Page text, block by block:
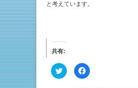
と考えています。
共有:
ク
リ
F
a